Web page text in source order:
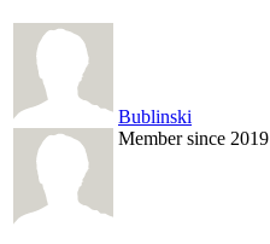
Bublinski
Member since 2019